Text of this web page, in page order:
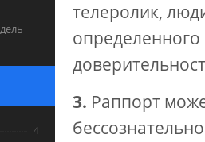
4
телеролик,
3. Раппорт